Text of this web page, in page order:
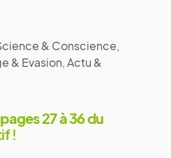
& Conscience,
& Evasion, Actu &
27 à 36 du
!